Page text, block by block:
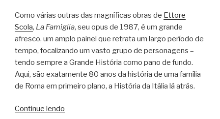
Como várias outras das magníficas obras de Ettore
Scola, La Famiglia, seu opus de 1987, é um grande
afresco, um amplo painel que retrata um largo período de
tempo, focalizando um vasto grupo de personagens –
tendo sempre a Grande História como pano de fundo.
Aqui, são exatamente 80 anos da história de uma família
de Roma em primeiro plano, a História da Itália lá atrás.
Continue lendo